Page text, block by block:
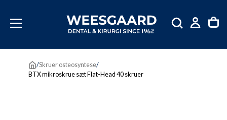
INDHOLD
/Skruer osteosyntese/
BTX mikroskrue sæt Flat-Head 40 skruer